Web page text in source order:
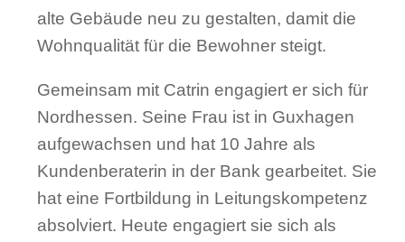
alte Gebäude neu zu gestalten, damit die
Wohnqualität für die Bewohner steigt.
Gemeinsam mit Catrin engagiert er sich für
Nordhessen. Seine Frau ist in Guxhagen
aufgewachsen und hat 10 Jahre als
Kundenberaterin in der Bank gearbeitet. Sie
hat eine Fortbildung in Leitungskompetenz
absolviert. Heute engagiert sie sich als